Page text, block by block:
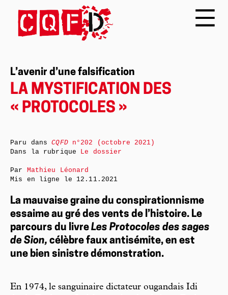
L’avenir d’une falsification
LA MYSTIFICATION DES
« PROTOCOLES »
La mauvaise graine du conspirationnisme
essaime au gré des vents de l’histoire. Le
parcours du livre Les Protocoles des sages
de Sion, célèbre faux antisémite, en est
une bien sinistre démonstration.
En 1974, le sanguinaire dictateur ougandais Idi
Paru dansCQFDn°202 (octobre 2021)
Dans la rubrique Le dossier
Par Mathieu Léonard
Mis en ligne le 12.11.2021